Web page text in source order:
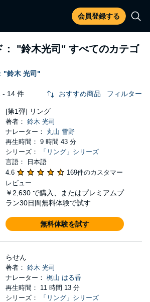
会員登録する
"鈴木光司" すべてのカテゴ
"鈴木 光司"
- 14 件 おすすめ商品 フィルター
[第1弾] リング
著者： 鈴木 光司
ナレーター： 丸山 雪野
再生時間： 9 時間 43 分
シリーズ：
「リング」シリーズ
言語： 日本語
4.6
169件のカスタマー
レビュー
￥2,630 で購入、またはプレミアムプ
ラン30日間無料体験で試す
無料体験を試す
らせん
著者： 鈴木 光司
ナレーター： 梶山 はる香
再生時間： 11 時間 13 分
シリーズ：
「リング」シリーズ